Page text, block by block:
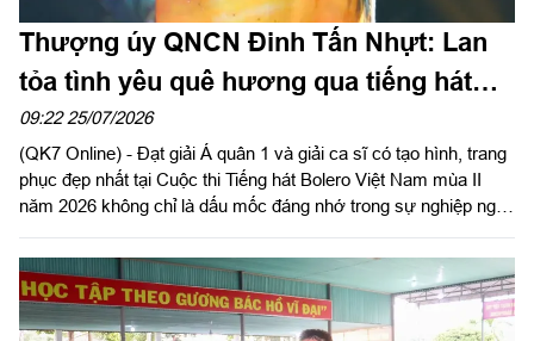
Thượng úy QNCN Đinh Tấn Nhựt: Lan
tỏa tình yêu quê hương qua tiếng hát
Bolero
09:22 25/07/2026
(QK7 Online) - Đạt giải Á quân 1 và giải ca sĩ có tạo hình, trang
phục đẹp nhất tại Cuộc thi Tiếng hát Bolero Việt Nam mùa II
năm 2026 không chỉ là dấu mốc đáng nhớ trong sự nghiệp nghệ
Văn công Quân khu 7, mà còn là niềm tự hào của những người
làm công tác văn hóa, văn nghệ trong LLVT Quân khu.